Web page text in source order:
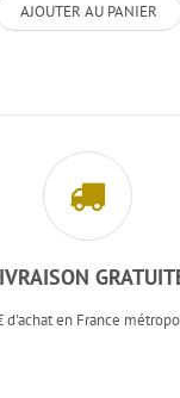
AJOUTER AU PANIER
d'achat en France